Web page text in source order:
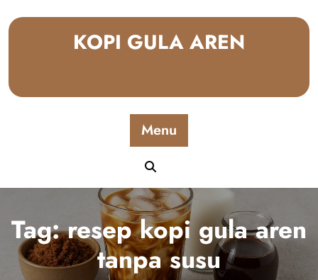
KOPI GULA AREN
Menu
Tag:resep kopi gula aren
tanpa susu